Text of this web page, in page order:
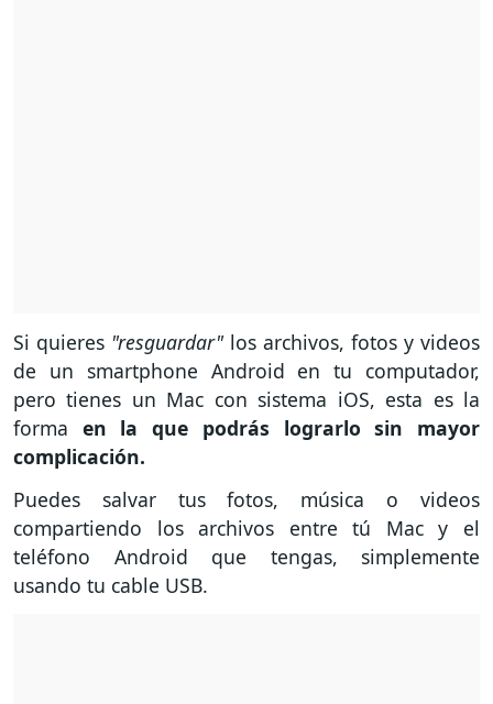
Si quieres "resguardar"los archivos, fotos y videos
de un smartphone Android en tu computador,
pero tienes un Mac con sistema iOS, esta es la
forma en la que podrás lograrlo sin mayor
complicación.
Puedes salvar tus fotos, música o videos
compartiendo los archivos entre tú Mac y el
teléfono Android que tengas, simplemente
usando tu cable USB.